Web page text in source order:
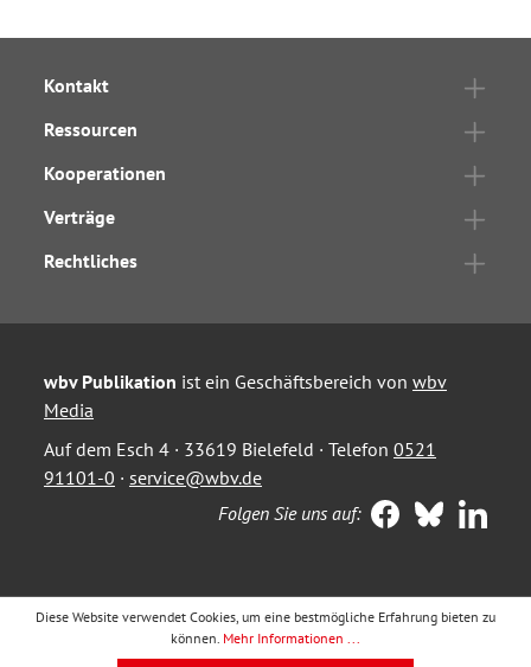
Kontakt
Ressourcen
Kooperationen
Verträge
Rechtliches
wbv Publikation ist ein Geschäftsbereich von wbv
Media
Auf dem Esch 4 · 33619 Bielefeld · Telefon 0521
91101-0 · service@wbv.de
Folgen Sie uns auf:
Diese Website verwendet Cookies, um eine bestmögliche Erfahrung bieten zu
können. Mehr Informationen ...